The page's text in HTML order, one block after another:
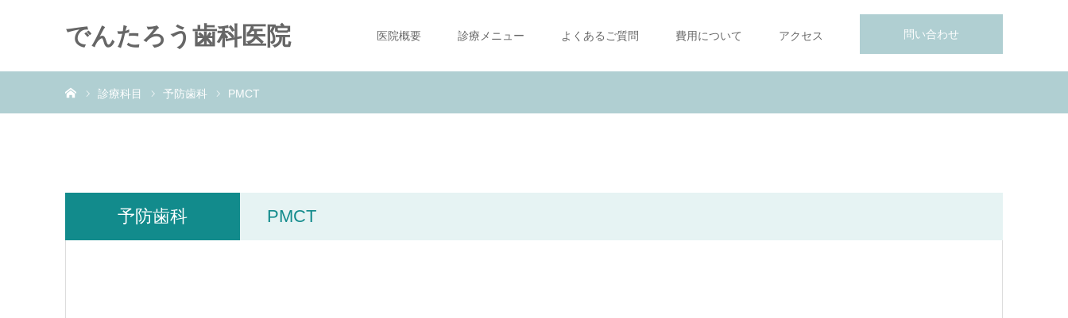
でんたろう歯科医院 問い合わせ
医院概要 診療メニュー よくあるご質問 費用について アクセス
診療科目 予防歯科 PMCT
予防歯科 PMCT